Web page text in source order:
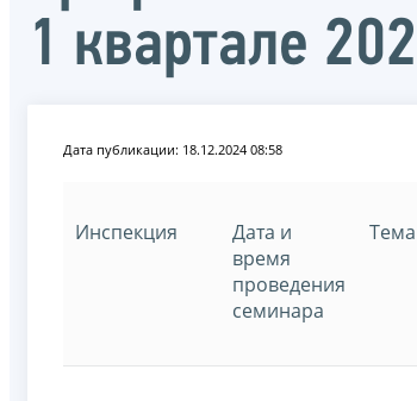
1 квартале
Дата публикации: 18.12.2024 08:58
Инспекция
Дата и
время
проведения
семинара